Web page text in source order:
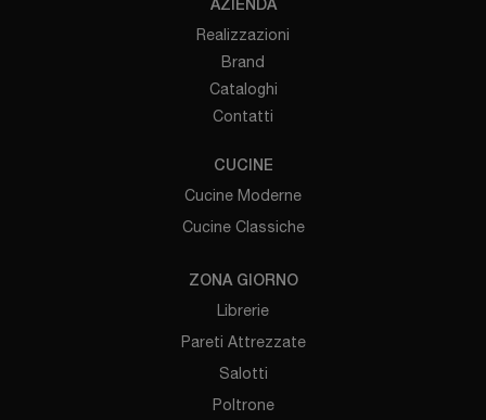
AZIENDA
Realizzazioni
Brand
Cataloghi
Contatti
CUCINE
Cucine Moderne
Cucine Classiche
ZONA GIORNO
Librerie
Pareti Attrezzate
Salotti
Poltrone